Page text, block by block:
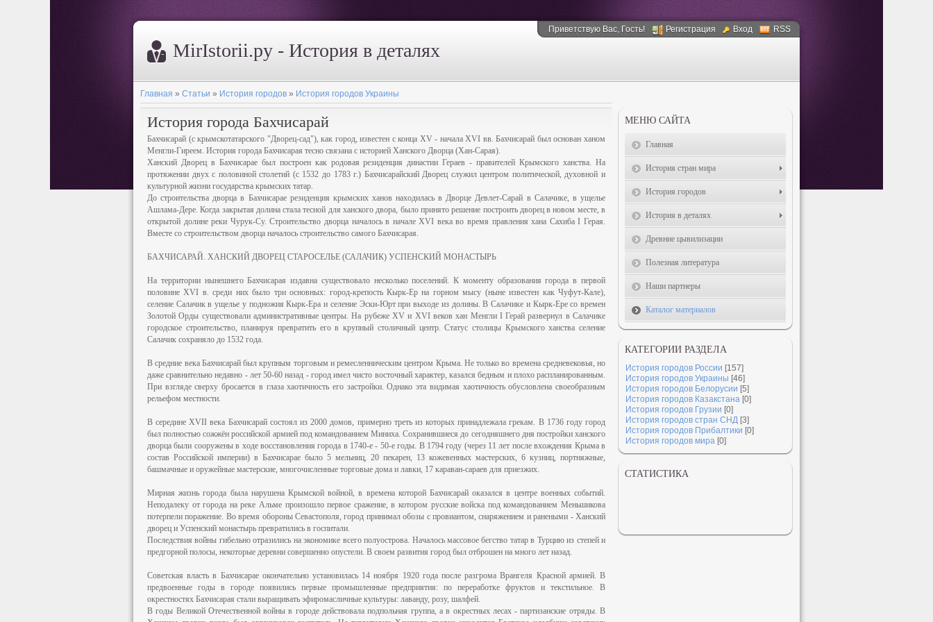
Приветствую Вас, Гость! Регистрация Вход RSS
MirIstorii.ру - История в деталях
Главная » Статьи » История городов » История городов Украины
История города Бахчисарай
Бахчисарай (с крымскотатарского "Дворец-сад"), как город, известен с конца XV - начала XVI вв. Бахчисарай был основан ханом
Менгли-Гиреем. История города Бахчисарая тесно связана с историей Ханского Дворца (Хан-Сарая).
Ханский Дворец в Бахчисарае был построен как родовая резиденция династии Гераев - правителей Крымского ханства. На
протяжении двух с половиной столетий (с 1532 до 1783 г.) Бахчисарайский Дворец служил центром политической, духовной и
культурной жизни государства крымских татар.
До строительства дворца в Бахчисарае резиденция крымских ханов находилась в Дворце Девлет-Сарай в Салачике, в ущелье
Ашлама-Дере. Когда закрытая долина стала тесной для ханского двора, было принято решение построить дворец в новом месте, в
открытой долине реки Чурук-Су. Строительство дворца началось в начале XVI века во время правления хана Сахиба I Герая.
Вместе со строительством дворца началось строительство самого Бахчисарая.
БАХЧИСАРАЙ. ХАНСКИЙ ДВОРЕЦ СТАРОСЕЛЬЕ (САЛАЧИК) УСПЕНСКИЙ МОНАСТЫРЬ
На территории нынешнего Бахчисарая издавна существовало несколько поселений. К моменту образования города в первой
половине XVI в. среди них было три основных: город-крепость Кырк-Ер на горном мысу (ныне известен как Чуфут-Кале),
селение Салачик в ущелье у подножия Кырк-Ера и селение Эски-Юрт при выходе из долины. В Салачике и Кырк-Ере со времен
Золотой Орды существовали административные центры. На рубеже XV и XVI веков хан Менгли I Герай развернул в Салачике
городское строительство, планируя превратить его в крупный столичный центр. Статус столицы Крымского ханства селение
Салачик сохраняло до 1532 года.
В средние века Бахчисарай был крупным торговым и ремесленническим центром Крыма. Не только во времена средневековья, но
даже сравнительно недавно - лет 50-60 назад - город имел чисто восточный характер, казался бедным и плохо распланированным.
При взгляде сверху бросается в глаза хаотичность его застройки. Однако эта видимая хаотичность обусловлена своеобразным
рельефом местности.
В середине XVII века Бахчисарай состоял из 2000 домов, примерно треть из которых принадлежала грекам. В 1736 году город
был полностью сожжён российской армией под командованием Миниха. Сохранившиеся до сегодняшнего дня постройки ханского
дворца были сооружены в ходе восстановления города в 1740-е - 50-е годы. В 1794 году (через 11 лет после вхождения Крыма в
состав Российской империи) в Бахчисарае было 5 мельниц, 20 пекарен, 13 кожевенных мастерских, 6 кузниц, портняжные,
башмачные и оружейные мастерские, многочисленные торговые дома и лавки, 17 караван-сараев для приезжих.
Мирная жизнь города была нарушена Крымской войной, в времена которой Бахчисарай оказался в центре военных событий.
Неподалеку от города на реке Альме произошло первое сражение, в котором русские войска под командованием Меньшикова
потерпели поражение. Во время обороны Севастополя, город принимал обозы с провиантом, снаряжением и ранеными - Ханский
дворец и Успенский монастырь превратились в госпитали.
Последствия войны гибельно отразились на экономике всего полуострова. Началось массовое бегство татар в Турцию из степей и
предгорной полосы, некоторые деревни совершенно опустели. В своем развития город был отброшен на много лет назад.
Советская власть в Бахчисарае окончательно установилась 14 ноября 1920 года после разгрома Врангеля Красной армией. В
предвоенные годы в городе появились первые промышленные предприятия: по переработке фруктов и текстильное. В
окрестностях Бахчисарая стали выращивать эфиромасличные культуры: лаванду, розу, шалфей.
В годы Великой Отечественной войны в городе действовала подпольная группа, а в окрестных лесах - партизанские отряды. В
МЕНЮ САЙТА
Главная
История стран мира
История городов
История в деталях
Древние цывилизации
Полезная литература
Наши партнеры
Каталог материалов
КАТЕГОРИИ РАЗДЕЛА
История городов России [157]
История городов Украины [46]
История городов Белорусии [5]
История городов Казакстана [0]
История городов Грузии [0]
История городов стран СНД [3]
История городов Прибалтики [0]
История городов мира [0]
СТАТИСТИКА